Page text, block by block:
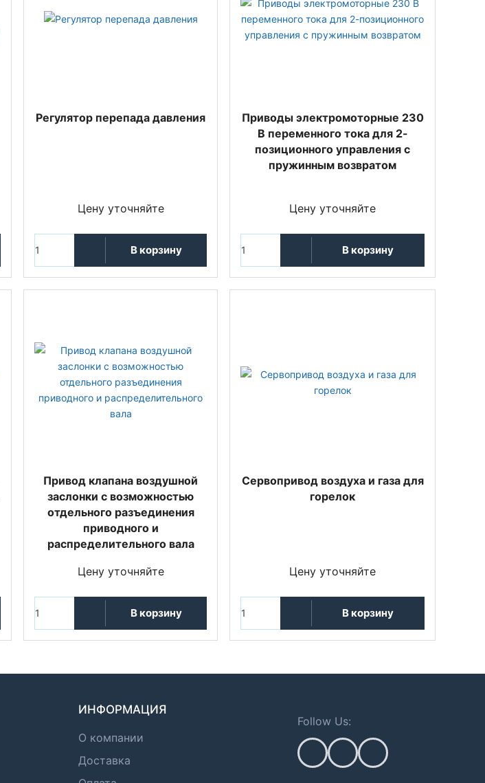
Регулятор перепада давления
Цену уточняйте
В корзину
Приводы электромоторные 230
В переменного тока для 2-
позиционного управления с
пружинным возвратом
Цену уточняйте
В корзину
Привод клапана воздушной
заслонки с возможностью
отдельного разъединения
приводного и
распределительного вала
Цену уточняйте
В корзину
Сервопривод воздуха и газа для
горелок
Цену уточняйте
В корзину
ИНФОРМАЦИЯ
О компании
Доставка
Follow Us: